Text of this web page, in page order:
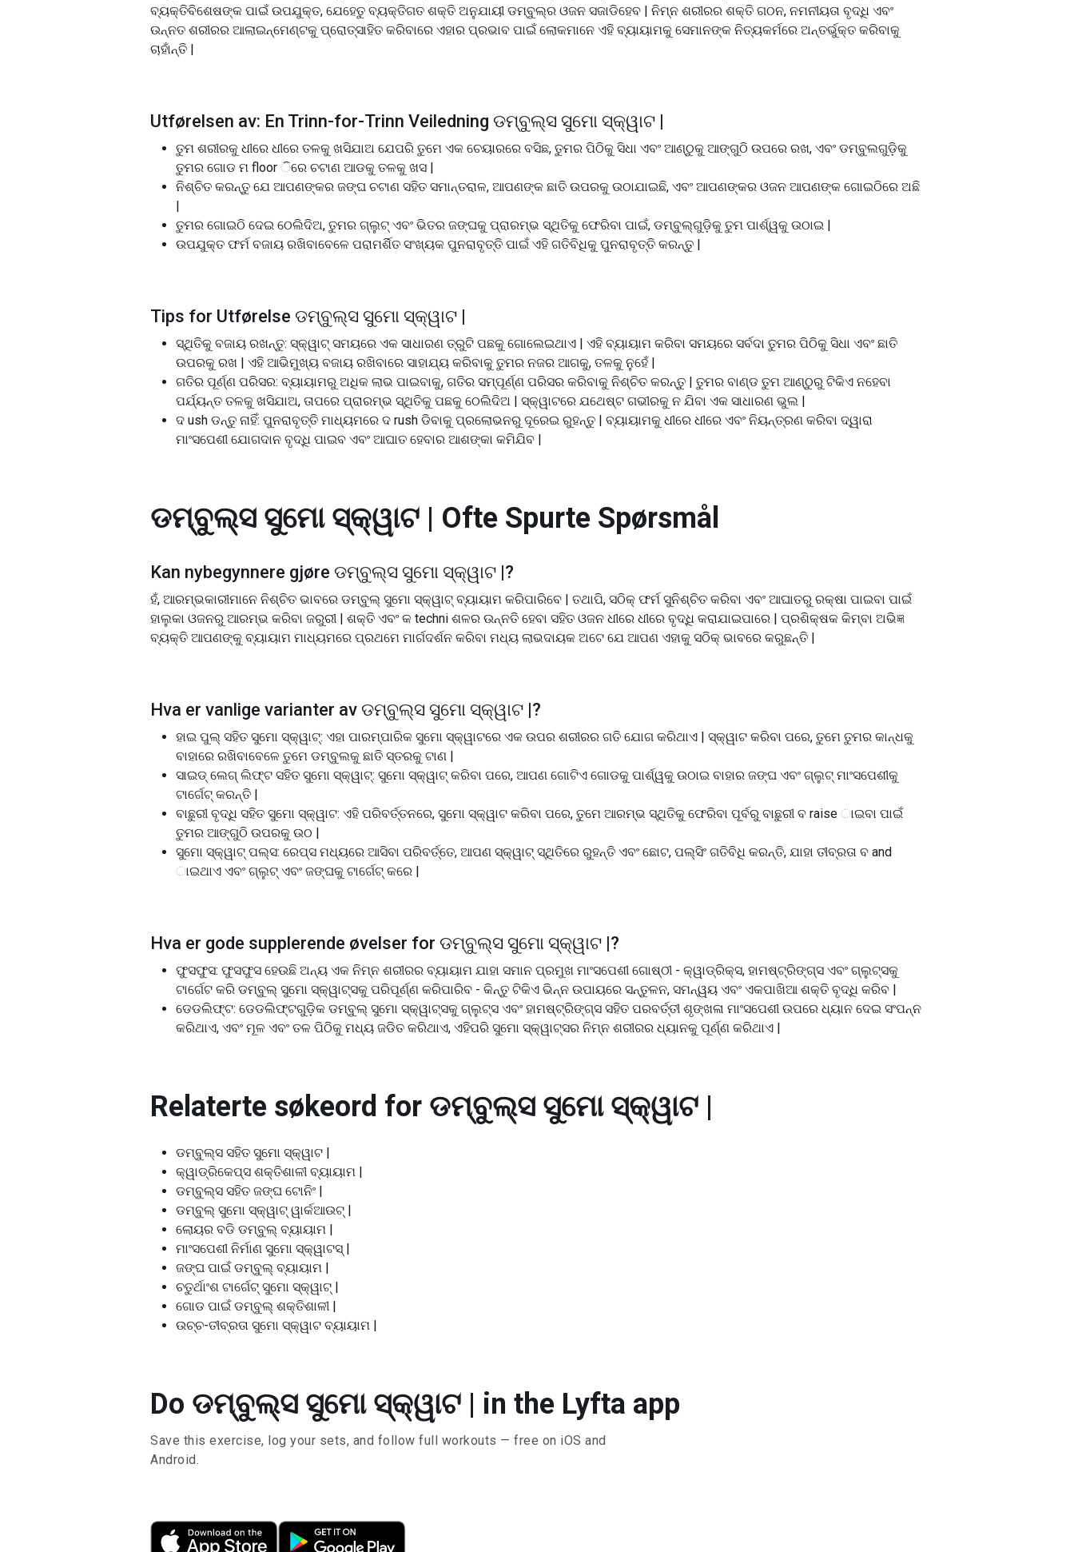
ବ୍ୟକ୍ତିବିଶେଷଙ୍କ ପାଇଁ ଉପଯୁକ୍ତ, ଯେହେତୁ ବ୍ୟକ୍ତିଗତ ଶକ୍ତି ଅନୁଯାୟୀ ଡମ୍ବୁଲ୍ର ଓଜନ ସଜାଡିହେବ | ନିମ୍ନ ଶରୀରର ଶକ୍ତି ଗଠନ, ନମନୀୟତା ବୃଦ୍ଧି ଏବଂ
ଉନ୍ନତ ଶରୀରର ଆଲାଇନ୍ମେଣ୍ଟକୁ ପ୍ରୋତ୍ସାହିତ କରିବାରେ ଏହାର ପ୍ରଭାବ ପାଇଁ ଲୋକମାନେ ଏହି ବ୍ୟାୟାମକୁ ସେମାନଙ୍କ ନିତ୍ୟକର୍ମରେ ଅନ୍ତର୍ଭୁକ୍ତ କରିବାକୁ
ଚାହାଁନ୍ତି |
Utførelsen av: En Trinn-for-Trinn Veiledning ଡମ୍ବୁଲ୍ସ ସୁମୋ ସ୍କ୍ୱାଟ |
ତୁମ ଶରୀରକୁ ଧୀରେ ଧୀରେ ତଳକୁ ଖସିଯାଅ ଯେପରି ତୁମେ ଏକ ଚେୟାରରେ ବସିଛ, ତୁମର ପିଠିକୁ ସିଧା ଏବଂ ଆଣ୍ଠୁକୁ ଆଙ୍ଗୁଠି ଉପରେ ରଖ, ଏବଂ ଡମ୍ବୁଲଗୁଡ଼ିକୁ
ତୁମର ଗୋଡ ମ floor ିରେ ଚଟାଣ ଆଡକୁ ତଳକୁ ଖସ |
ନିଶ୍ଚିତ କରନ୍ତୁ ଯେ ଆପଣଙ୍କର ଜଙ୍ଘ ଚଟାଣ ସହିତ ସମାନ୍ତରାଳ, ଆପଣଙ୍କ ଛାତି ଉପରକୁ ଉଠାଯାଇଛି, ଏବଂ ଆପଣଙ୍କର ଓଜନ ଆପଣଙ୍କ ଗୋଇଠିରେ ଅଛି
|
ତୁମର ଗୋଇଠି ଦେଇ ଠେଲିଦିଅ, ତୁମର ଗ୍ଲୁଟ୍ ଏବଂ ଭିତର ଜଙ୍ଘକୁ ପ୍ରାରମ୍ଭ ସ୍ଥିତିକୁ ଫେରିବା ପାଇଁ, ଡମ୍ବୁଲ୍ଗୁଡ଼ିକୁ ତୁମ ପାର୍ଶ୍ୱକୁ ଉଠାଇ |
ଉପଯୁକ୍ତ ଫର୍ମ ବଜାୟ ରଖିବାବେଳେ ପରାମର୍ଶିତ ସଂଖ୍ୟକ ପୁନରାବୃତ୍ତି ପାଇଁ ଏହି ଗତିବିଧିକୁ ପୁନରାବୃତ୍ତି କରନ୍ତୁ |
Tips for Utførelse ଡମ୍ବୁଲ୍ସ ସୁମୋ ସ୍କ୍ୱାଟ |
ସ୍ଥିତିକୁ ବଜାୟ ରଖନ୍ତୁ: ସ୍କ୍ୱାଟ୍ ସମୟରେ ଏକ ସାଧାରଣ ତ୍ରୁଟି ପଛକୁ ଗୋଲେଇଥାଏ | ଏହି ବ୍ୟାୟାମ କରିବା ସମୟରେ ସର୍ବଦା ତୁମର ପିଠିକୁ ସିଧା ଏବଂ ଛାତି
ଉପରକୁ ରଖ | ଏହି ଆଭିମୁଖ୍ୟ ବଜାୟ ରଖିବାରେ ସାହାଯ୍ୟ କରିବାକୁ ତୁମର ନଜର ଆଗକୁ, ତଳକୁ ନୁହେଁ |
ଗତିର ପୂର୍ଣ୍ଣ ପରିସର: ବ୍ୟାୟାମରୁ ଅଧିକ ଲାଭ ପାଇବାକୁ, ଗତିର ସମ୍ପୂର୍ଣ୍ଣ ପରିସର କରିବାକୁ ନିଶ୍ଚିତ କରନ୍ତୁ | ତୁମର ବାଣ୍ଡ ତୁମ ଆଣ୍ଠୁରୁ ଟିକିଏ ନହେବା
ପର୍ଯ୍ୟନ୍ତ ତଳକୁ ଖସିଯାଅ, ତାପରେ ପ୍ରାରମ୍ଭ ସ୍ଥିତିକୁ ପଛକୁ ଠେଲିଦିଅ | ସ୍କ୍ୱାଟରେ ଯଥେଷ୍ଟ ଗଭୀରକୁ ନ ଯିବା ଏକ ସାଧାରଣ ଭୁଲ |
ଦ ush ଡନ୍ତୁ ନାହିଁ: ପୁନରାବୃତ୍ତି ମାଧ୍ୟମରେ ଦ rush ଡିବାକୁ ପ୍ରଲୋଭନରୁ ଦୂରେଇ ରୁହନ୍ତୁ | ବ୍ୟାୟାମକୁ ଧୀରେ ଧୀରେ ଏବଂ ନିୟନ୍ତ୍ରଣ କରିବା ଦ୍ୱାରା
ମାଂସପେଶୀ ଯୋଗଦାନ ବୃଦ୍ଧି ପାଇବ ଏବଂ ଆଘାତ ହେବାର ଆଶଙ୍କା କମିଯିବ |
ଡମ୍ବୁଲ୍ସ ସୁମୋ ସ୍କ୍ୱାଟ | Ofte Spurte Spørsmål
Kan nybegynnere gjøre ଡମ୍ବୁଲ୍ସ ସୁମୋ ସ୍କ୍ୱାଟ |?
ହଁ, ଆରମ୍ଭକାରୀମାନେ ନିଶ୍ଚିତ ଭାବରେ ଡମ୍ବୁଲ୍ ସୁମୋ ସ୍କ୍ୱାଟ୍ ବ୍ୟାୟାମ କରିପାରିବେ | ତଥାପି, ସଠିକ୍ ଫର୍ମ ସୁନିଶ୍ଚିତ କରିବା ଏବଂ ଆଘାତରୁ ରକ୍ଷା ପାଇବା ପାଇଁ
ହାଲୁକା ଓଜନରୁ ଆରମ୍ଭ କରିବା ଜରୁରୀ | ଶକ୍ତି ଏବଂ କ techni ଶଳର ଉନ୍ନତି ହେବା ସହିତ ଓଜନ ଧୀରେ ଧୀରେ ବୃଦ୍ଧି କରାଯାଇପାରେ | ପ୍ରଶିକ୍ଷକ କିମ୍ବା ଅଭିଜ୍ଞ
ବ୍ୟକ୍ତି ଆପଣଙ୍କୁ ବ୍ୟାୟାମ ମାଧ୍ୟମରେ ପ୍ରଥମେ ମାର୍ଗଦର୍ଶନ କରିବା ମଧ୍ୟ ଲାଭଦାୟକ ଅଟେ ଯେ ଆପଣ ଏହାକୁ ସଠିକ୍ ଭାବରେ କରୁଛନ୍ତି |
Hva er vanlige varianter av ଡମ୍ବୁଲ୍ସ ସୁମୋ ସ୍କ୍ୱାଟ |?
ହାଇ ପୁଲ୍ ସହିତ ସୁମୋ ସ୍କ୍ୱାଟ୍: ଏହା ପାରମ୍ପାରିକ ସୁମୋ ସ୍କ୍ୱାଟରେ ଏକ ଉପର ଶରୀରର ଗତି ଯୋଗ କରିଥାଏ | ସ୍କ୍ୱାଟ କରିବା ପରେ, ତୁମେ ତୁମର କାନ୍ଧକୁ
ବାହାରେ ରଖିବାବେଳେ ତୁମେ ଡମ୍ବୁଲକୁ ଛାତି ସ୍ତରକୁ ଟାଣ |
ସାଇଡ୍ ଲେଗ୍ ଲିଫ୍ଟ ସହିତ ସୁମୋ ସ୍କ୍ୱାଟ୍: ସୁମୋ ସ୍କ୍ୱାଟ୍ କରିବା ପରେ, ଆପଣ ଗୋଟିଏ ଗୋଡକୁ ପାର୍ଶ୍ୱକୁ ଉଠାଇ ବାହାର ଜଙ୍ଘ ଏବଂ ଗ୍ଲୁଟ୍ ମାଂସପେଶୀକୁ
ଟାର୍ଗେଟ୍ କରନ୍ତି |
ବାଛୁରୀ ବୃଦ୍ଧି ସହିତ ସୁମୋ ସ୍କ୍ୱାଟ: ଏହି ପରିବର୍ତ୍ତନରେ, ସୁମୋ ସ୍କ୍ୱାଟ କରିବା ପରେ, ତୁମେ ଆରମ୍ଭ ସ୍ଥିତିକୁ ଫେରିବା ପୂର୍ବରୁ ବାଛୁରୀ ବ raise ାଇବା ପାଇଁ
ତୁମର ଆଙ୍ଗୁଠି ଉପରକୁ ଉଠ |
ସୁମୋ ସ୍କ୍ୱାଟ୍ ପଲ୍ସ: ରେପ୍ସ ମଧ୍ୟରେ ଆସିବା ପରିବର୍ତ୍ତେ, ଆପଣ ସ୍କ୍ୱାଟ୍ ସ୍ଥିତିରେ ରୁହନ୍ତି ଏବଂ ଛୋଟ, ପଲ୍ସିଂ ଗତିବିଧି କରନ୍ତି, ଯାହା ତୀବ୍ରତା ବ and
ାଇଥାଏ ଏବଂ ଗ୍ଲୁଟ୍ ଏବଂ ଜଙ୍ଘକୁ ଟାର୍ଗେଟ୍ କରେ |
Hva er gode supplerende øvelser for ଡମ୍ବୁଲ୍ସ ସୁମୋ ସ୍କ୍ୱାଟ |?
ଫୁସଫୁସ: ଫୁସଫୁସ ହେଉଛି ଅନ୍ୟ ଏକ ନିମ୍ନ ଶରୀରର ବ୍ୟାୟାମ ଯାହା ସମାନ ପ୍ରମୁଖ ମାଂସପେଶୀ ଗୋଷ୍ଠୀ - କ୍ୱାଡ୍ରିକ୍ସ, ହାମଷ୍ଟ୍ରିଙ୍ଗ୍ସ ଏବଂ ଗ୍ଲୁଟ୍ସକୁ
ଟାର୍ଗେଟ କରି ଡମ୍ବୁଲ୍ ସୁମୋ ସ୍କ୍ୱାଟ୍ସକୁ ପରିପୂର୍ଣ୍ଣ କରିପାରିବ - କିନ୍ତୁ ଟିକିଏ ଭିନ୍ନ ଉପାୟରେ ସନ୍ତୁଳନ, ସମନ୍ୱୟ ଏବଂ ଏକପାଖିଆ ଶକ୍ତି ବୃଦ୍ଧି କରିବ |
ଡେଡଲିଫ୍ଟ: ଡେଡଲିଫ୍ଟଗୁଡ଼ିକ ଡମ୍ବୁଲ୍ ସୁମୋ ସ୍କ୍ୱାଟ୍ସକୁ ଗ୍ଲୁଟ୍ସ ଏବଂ ହାମଷ୍ଟ୍ରିଙ୍ଗ୍ସ ସହିତ ପରବର୍ତ୍ତୀ ଶୃଙ୍ଖଳା ମାଂସପେଶୀ ଉପରେ ଧ୍ୟାନ ଦେଇ ସଂପନ୍ନ
କରିଥାଏ, ଏବଂ ମୂଳ ଏବଂ ତଳ ପିଠିକୁ ମଧ୍ୟ ଜଡିତ କରିଥାଏ, ଏହିପରି ସୁମୋ ସ୍କ୍ୱାଟ୍ସର ନିମ୍ନ ଶରୀରର ଧ୍ୟାନକୁ ପୂର୍ଣ୍ଣ କରିଥାଏ |
Relaterte søkeord for ଡମ୍ବୁଲ୍ସ ସୁମୋ ସ୍କ୍ୱାଟ |
ଡମ୍ବୁଲ୍ସ ସହିତ ସୁମୋ ସ୍କ୍ୱାଟ |
କ୍ୱାଡ୍ରିକେପ୍ସ ଶକ୍ତିଶାଳୀ ବ୍ୟାୟାମ |
ଡମ୍ବୁଲ୍ସ ସହିତ ଜଙ୍ଘ ଟୋନିଂ |
ଡମ୍ବୁଲ୍ ସୁମୋ ସ୍କ୍ୱାଟ୍ ୱାର୍କଆଉଟ୍ |
ଲୋୟର ବଡି ଡମ୍ବୁଲ୍ ବ୍ୟାୟାମ |
ମାଂସପେଶୀ ନିର୍ମାଣ ସୁମୋ ସ୍କ୍ୱାଟସ୍ |
ଜଙ୍ଘ ପାଇଁ ଡମ୍ବୁଲ୍ ବ୍ୟାୟାମ |
ଚତୁର୍ଥାଂଶ ଟାର୍ଗେଟ୍ ସୁମୋ ସ୍କ୍ୱାଟ୍ |
ଗୋଡ ପାଇଁ ଡମ୍ବୁଲ୍ ଶକ୍ତିଶାଳୀ |
ଉଚ୍ଚ-ତୀବ୍ରତା ସୁମୋ ସ୍କ୍ୱାଟ ବ୍ୟାୟାମ |
Do ଡମ୍ବୁଲ୍ସ ସୁମୋ ସ୍କ୍ୱାଟ | in the Lyfta app
Save this exercise, log your sets, and follow full workouts — free on iOS and
Android.